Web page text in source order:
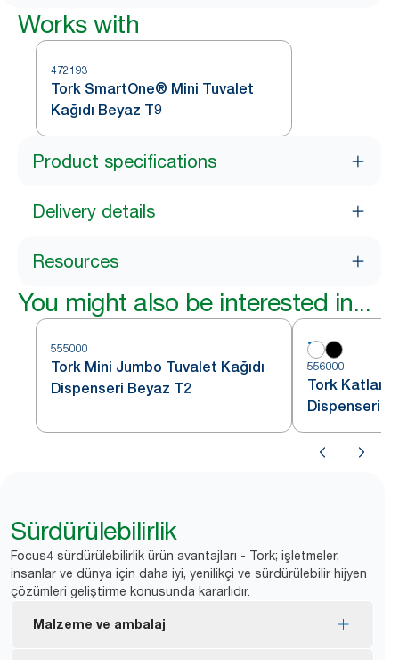
Works with
472193
Tork SmartOne® Mini Tuvalet
Kağıdı Beyaz T9
Product specifications
Delivery details
Resources
You might also be interested in...
555000
Tork Mini Jumbo Tuvalet Kağıdı
Dispenseri Beyaz T2
556000
Tork
Dispenseri
Sürdürülebilirlik
Focus4 sürdürülebilirlik ürün avantajları - Tork; işletmeler,
insanlar ve dünya için daha iyi, yenilikçi ve sürdürülebilir hijyen
çözümleri geliştirme konusunda kararlıdır.
Malzeme ve ambalaj